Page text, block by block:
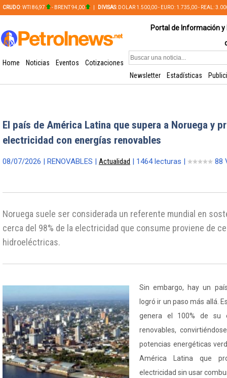
CRUDO: WTI 86,97 - BRENT 94,00 DIVISAS: DOLAR 1.500,00 - EURO: 1.735,00 - REAL:
Portal de Información
Home Noticias Eventos
Cotizaciones
Newsletter
Estadísticas
El país de América Latina que supera a Noruega y
electricidad con energías renovables
08/07/2026 | RENOVABLES | Actualidad | 1464 lecturas | 88
Noruega suele ser considerada un referente mundial en
cerca del 98% de la electricidad que consume proviene de
hidroeléctricas.
Sin embargo, hay un
logró ir un paso más allá.
genera el 100% de su
renovables,
potencias energéticas
América Latina que
electricidad sin usar